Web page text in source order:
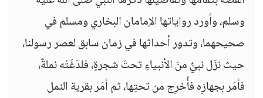
وسلم، وأورد رواياتها الإمامان البخاري ومسلم في
صحيحهما، وتدور أحداثها في زمان سابق لعصر رسولنا،
حيث نزَل نبيٌّ منَ الأنبياءِ تحتَ شجرةٍ، فلدَغَتْه نملةٌ،
فأمَر بجهازِه فأُخرِج من تحتِها، ثم أمَر بقرية النمل